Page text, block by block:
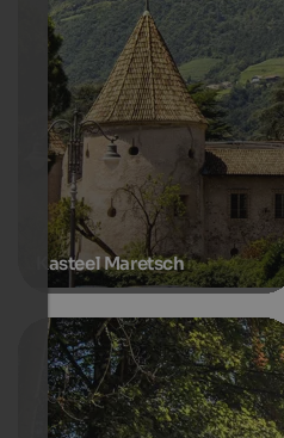
Kasteel Maretsch